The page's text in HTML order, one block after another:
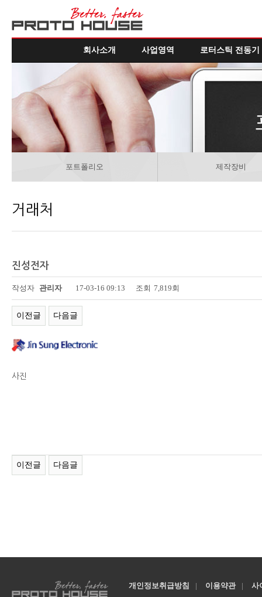
회사소개 사업영역 로터스틱 전동기
포트폴리오 제작장비
거래처
진성전자
페이지 정보
작성자 관리자 17-03-16 09:13 조회 7,819회
이전글 다음글
사진
이전글 다음글
개인정보취급방침 | 이용약관 | 사